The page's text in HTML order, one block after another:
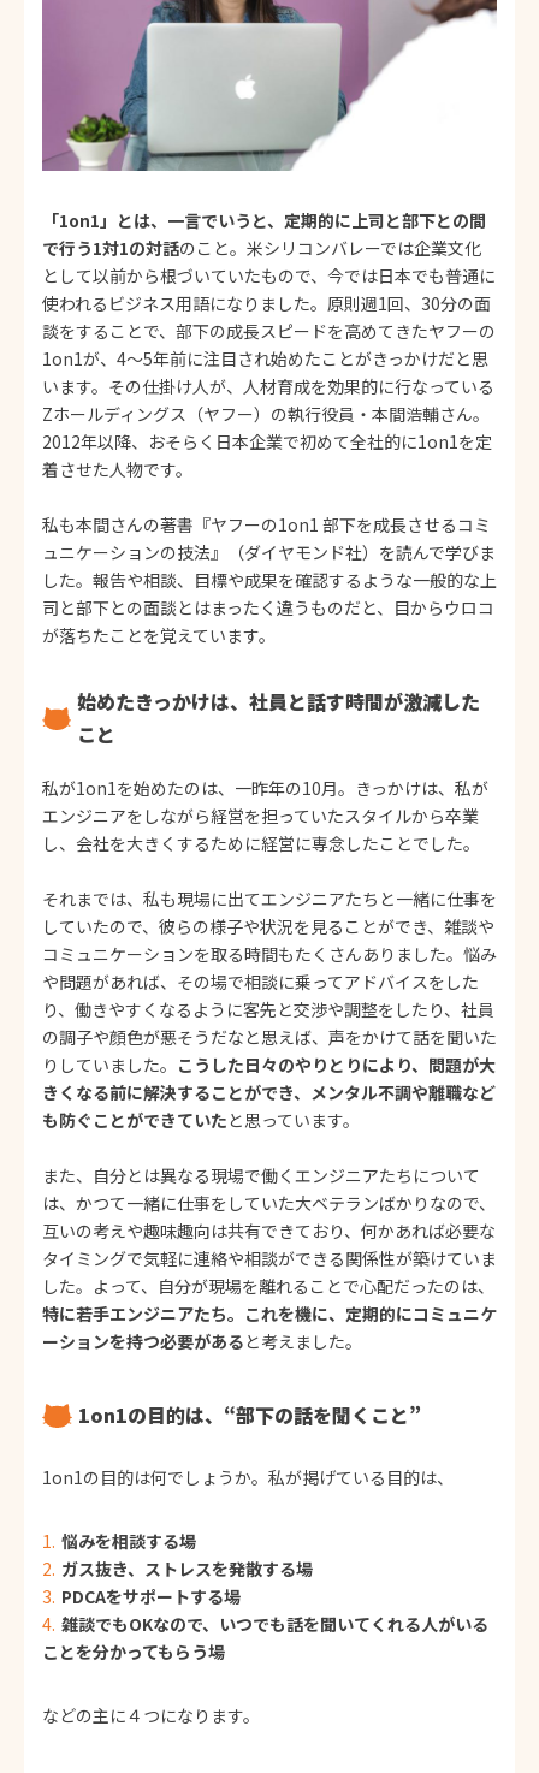
「1on1」とは、一言でいうと、定期的に上司と部下との間
で行う1対1の対話のこと。米シリコンバレーでは企業文化
として以前から根づいていたもので、今では日本でも普通に
使われるビジネス用語になりました。原則週1回、30分の面
談をすることで、部下の成長スピードを高めてきたヤフーの
1on1が、4〜5年前に注目され始めたことがきっかけだと思
います。その仕掛け人が、人材育成を効果的に行なっている
Zホールディングス（ヤフー）の執行役員・本間浩輔さん。
2012年以降、おそらく日本企業で初めて全社的に1on1を定
着させた人物です。
私も本間さんの著書『ヤフーの1on1 部下を成長させるコミ
ュニケーションの技法』（ダイヤモンド社）を読んで学びま
した。報告や相談、目標や成果を確認するような一般的な上
司と部下との面談とはまったく違うものだと、目からウロコ
が落ちたことを覚えています。
始めたきっかけは、社員と話す時間が激減した
こと
私が1on1を始めたのは、一昨年の10月。きっかけは、私が
エンジニアをしながら経営を担っていたスタイルから卒業
し、会社を大きくするために経営に専念したことでした。
それまでは、私も現場に出てエンジニアたちと一緒に仕事を
していたので、彼らの様子や状況を見ることができ、雑談や
コミュニケーションを取る時間もたくさんありました。悩み
や問題があれば、その場で相談に乗ってアドバイスをした
り、働きやすくなるように客先と交渉や調整をしたり、社員
の調子や顔色が悪そうだなと思えば、声をかけて話を聞いた
りしていました。 こうした日々のやりとりにより、問題が大
きくなる前に解決することができ、メンタル不調や離職など
も防ぐことができていた と思っています。
また、自分とは異なる現場で働くエンジニアたちについて
は、かつて一緒に仕事をしていた大ベテランばかりなので、
互いの考えや趣味趣向は共有できており、何かあれば必要な
タイミングで気軽に連絡や相談ができる関係性が築けていま
した。よって、自分が現場を離れることで心配だったのは、
特に若手エンジニアたち。これを機に、定期的にコミュニケ
ーションを持つ必要がある と考えました。
1on1の目的は、“部下の話を聞くこと”
1on1の目的は何でしょうか。私が掲げている目的は、
悩みを相談する場
ガス抜き、ストレスを発散する場
PDCAをサポートする場
雑談でもOKなので、いつでも話を聞いてくれる人がいる
ことを分かってもらう場
などの主に４つになります。